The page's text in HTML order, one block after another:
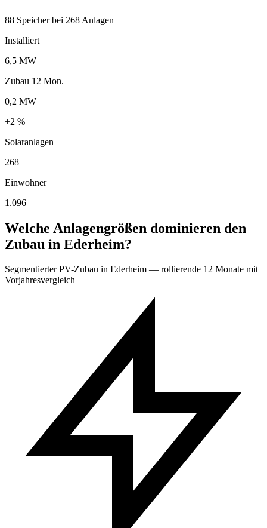
88 Speicher bei 268 Anlagen
Installiert
6,5 MW
Zubau 12 Mon.
0,2 MW
+2 %
Solaranlagen
268
Einwohner
1.096
Welche Anlagengrößen dominieren den
Zubau in Ederheim?
Segmentierter PV-Zubau in Ederheim — rollierende 12 Monate mit
Vorjahresvergleich